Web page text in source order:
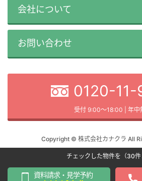
会社について
お問い合わせ
0120-
受付 9:00～18:00 | 年中
Copyright © 株式会社カナクラ All
チェックした物件を（30件
資料請求・見学予約